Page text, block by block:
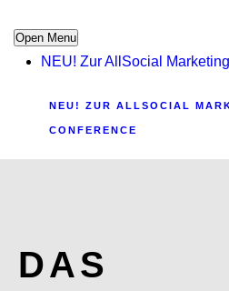
Open Menu
NEU! Zur AllSocial
NEU! ZUR ALLSOCIAL
CONFERENCE
DAS